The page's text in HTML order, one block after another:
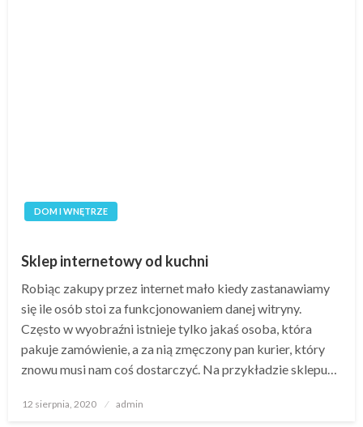
DOM I WNĘTRZE
Sklep internetowy od kuchni
Robiąc zakupy przez internet mało kiedy zastanawiamy
się ile osób stoi za funkcjonowaniem danej witryny.
Często w wyobraźni istnieje tylko jakaś osoba, która
pakuje zamówienie, a za nią zmęczony pan kurier, który
znowu musi nam coś dostarczyć. Na przykładzie sklepu…
Opublikowane
12 sierpnia, 2020 admin